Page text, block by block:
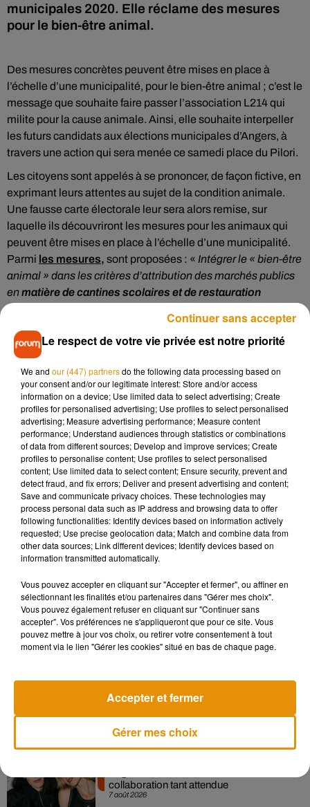
municipales 2020. Elle réclame des mesures
pour le bien-être animal.
Des mesures concrètes peuvent être mises en place à
l’échelle d’une municipalité, pour le bien-être animal ; c’est le
message que souhaite faire passer l’association L214 qui
milite pour la cause animale. Ainsi, elle souhaite interpeller
les futurs candidats aux élections municipales d’Angers, à
travers une action qui sera menée ce samedi place du Pilori.
Les citoyens sont appelés à se prononcer, de façon fictive, en
exprimant leurs attentes au sujet de la condition animale.
Une fausse carte électorale leur sera alors remise, sur
laquelle ils découvriront les mesures pour les animaux qui
peuvent être mises en place à l’échelle d’une municipalité.
Parmi les mesures, sont proposées : « Intégrer le « bien-être
animal » dans les critères d’attribution des marchés publics
enmatière de cantines scolaires et de restauration
collective
dans les menus dans la restauration collective»,
«prendre toute mesure légale possible contre l’installation
de cirques
politique de stérilisation des chats errants en partenariat
avec des associations de protection animale
», ou encore
soutenir lesactions de sensibilisation à l’éthique
animale(communication de la ville, périscolaire,
associations, etc.). »
Selon L214, ces mesures répondent aux attentes de plus de
7 Français sur 10 d’après unsondage IFop. L’association
doit par ailleurs publier ce jeudi 21 novembre une vidéo, qui
« viendra appuyer la nécessité d’une action locale forte ».
Musique
7 août 2026
Madonna sort enfin le remix de « Love
Sensation » avec Kylie Minogue
7 août 2026
collaboration tant attendue
Le respect de votre vie privée est notre priorité
We and our (447) partnersdo the following data processing based on
your consent and/or our legitimate interest: Store and/or access
information on a device; Use limited data to select advertising; Create
profiles for personalised advertising; Use profiles to select personalised
advertising; Measure advertising performance; Measure content
performance; Understand audiences through statistics or combinations
of data from different sources; Develop and improve services; Create
profiles to personalise content; Use profiles to select personalised
content; Use limited data to select content; Ensure security, prevent and
detect fraud, and fix errors; Deliver and present advertising and content;
Save and communicate privacy choices. These technologies may
process personal data such as IP address and browsing data to offer
following functionalities: Identify devices based on information actively
requested; Use precise geolocation data; Match and combine data from
other data sources; Link different devices; Identify devices based on
information transmitted automatically.
Vous pouvez accepter en cliquant sur "Accepter et fermer", ou affiner en
sélectionnant les finalités et/ou partenaires dans "Gérer mes choix".
Vous pouvez également refuser en cliquant sur "Continuer sans
accepter". Vos préférences ne s'appliqueront que pour ce site. Vous
pouvez mettre à jour vos choix, ou retirer votre consentement à tout
moment via le lien "Gérer les cookies" situé en bas de chaque page.
Gérer mes choix
Accepter et fermer
Continuer sans accepter